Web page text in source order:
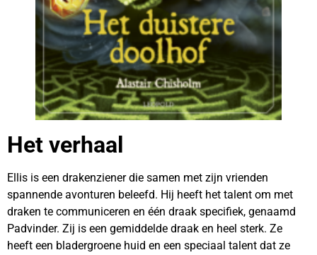
Het verhaal
Ellis is een drakenziener die samen met zijn vrienden
spannende avonturen beleefd. Hij heeft het talent om met
draken te communiceren en één draak specifiek, genaamd
Padvinder. Zij is een gemiddelde draak en heel sterk. Ze
heeft een bladergroene huid en een speciaal talent dat ze